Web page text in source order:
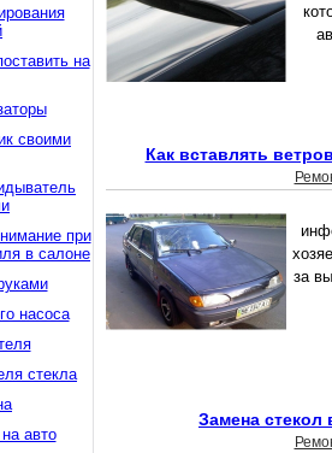
Как вставлять
за
Замена стекол
на
своими
при
в салоне
насоса
стекла
авто